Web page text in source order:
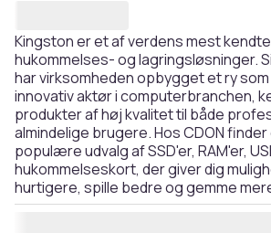
Kingston er et af verdens mest
hukommelses- og lagringsløsninger.
har virksomheden opbygget et ry
innovativ aktør i computerbranchen,
produkter af høj kvalitet til både
almindelige brugere. Hos CDON
populære udvalg af SSD'er, RAM'er,
hukommelseskort, der giver dig
hurtigere, spille bedre og gemme